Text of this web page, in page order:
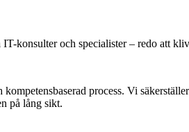
konsulter och specialister – redo att
process. Vi
på lång sikt.